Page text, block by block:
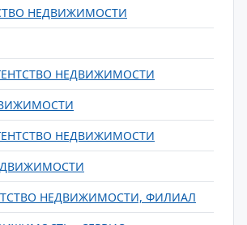
НЕДВИЖИМОСТИ
НЕДВИЖИМОСТИ
НЕДВИЖИМОСТИ
НЕДВИЖИМОСТИ, ФИЛИАЛ